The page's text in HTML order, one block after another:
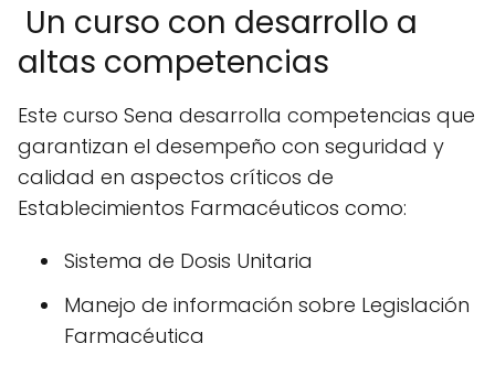
Un curso con desarrollo a
altas competencias
Este curso Sena desarrolla competencias que
garantizan el desempeño con seguridad y
calidad en aspectos críticos de
Establecimientos Farmacéuticos como:
Sistema de Dosis Unitaria
Manejo de información sobre Legislación
Farmacéutica